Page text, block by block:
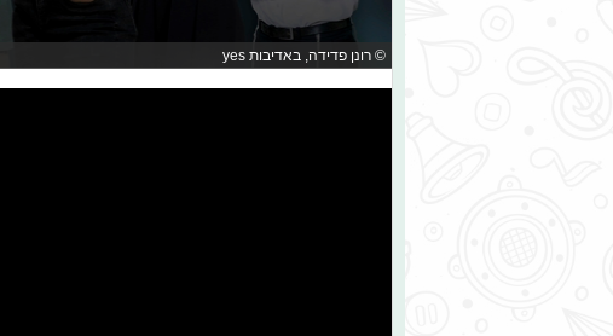
© רונן פדידה, באדיבות yes